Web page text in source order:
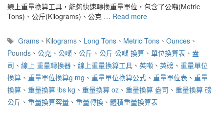
線上重量換算工具，能夠快速轉換重量單位，包含了公噸(Metric
Tons)、公斤(Kilograms)、公克 … Read more
標
籤
Grams 、 Kilograms 、 Long Tons 、 Metric Tons 、Ounces 、
Pounds 、 公克 、 公噸 、 公斤 、 公斤 公噸 換算 、 單位換算表 、 盎
司 、 線上 重量轉換器 、 線上重量換算工具 、 英噸 、 英磅 、 重量單位
換算 、 重量單位換算g mg 、 重量單位換算公式 、 重量單位表 、 重量
換算 、 重量換算 lbs kg 、 重量換算 oz 、 重量換算 盎司 、 重量換算 磅
公斤 、 重量換算容量 、 重量轉換 、 體積重量換算表